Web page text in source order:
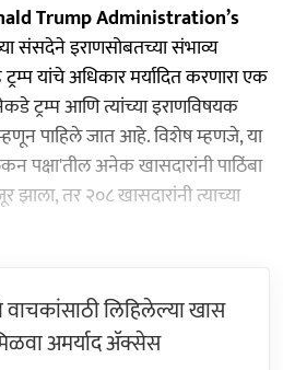
Trump Administration’s
संसदेने इराणसोबतच्या संभाव्य
ट्रम्प यांचे अधिकार मर्यादित करणारा एक
ट्रम्प आणि त्यांच्या इराणविषयक
पाहिले जात आहे. विशेष म्हणजे, या
पक्षा'तील अनेक खासदारांनी पाठिंबा
झाला, तर २०८ खासदारांनी त्याच्या
लिहिलेल्या खास
अमर्याद ॲक्सेस